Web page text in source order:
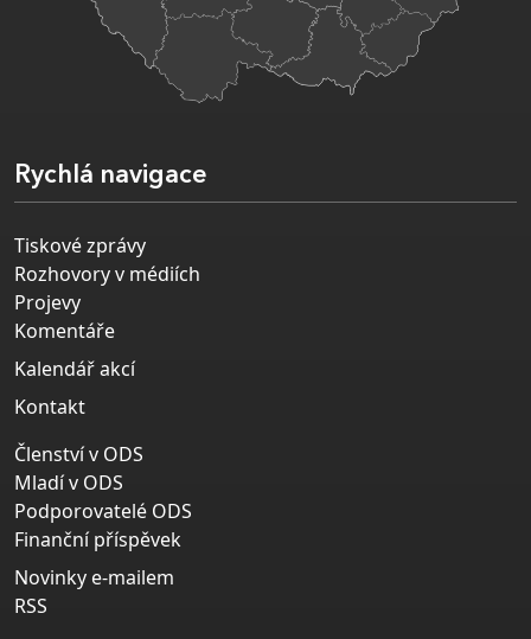
Rychlá navigace
Tiskové zprávy
Rozhovory v médiích
Projevy
Komentáře
Kalendář akcí
Kontakt
Členství v ODS
Mladí v ODS
Podporovatelé ODS
Finanční příspěvek
Novinky e-mailem
RSS